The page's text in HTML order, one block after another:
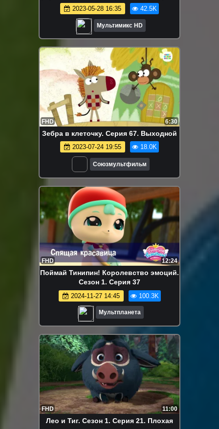
Disney сериалы Netflix HBO Episodes
2023-05-28 16:35 42.5K
Мультимикс HD
FHD 6:30
Зебра в клеточку. Серия 67. Выходной
2023-07-24 19:55 18.0K
Союзмультфильм
FHD 12:24
Поймай Тинипин! Королевство эмоций.
Сезон 1. Серия 37
2024-11-27 14:45 100.3K
Мультпланета
FHD 11:00
Лео и Тиг. Сезон 1. Серия 21. Плохая